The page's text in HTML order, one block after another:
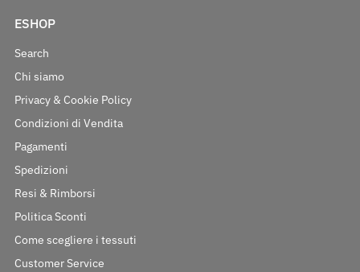
ESHOP
Search
Chi siamo
Privacy & Cookie Policy
Condizioni di Vendita
Pagamenti
Spedizioni
Resi & Rimborsi
Politica Sconti
Come scegliere i tessuti
Customer Service